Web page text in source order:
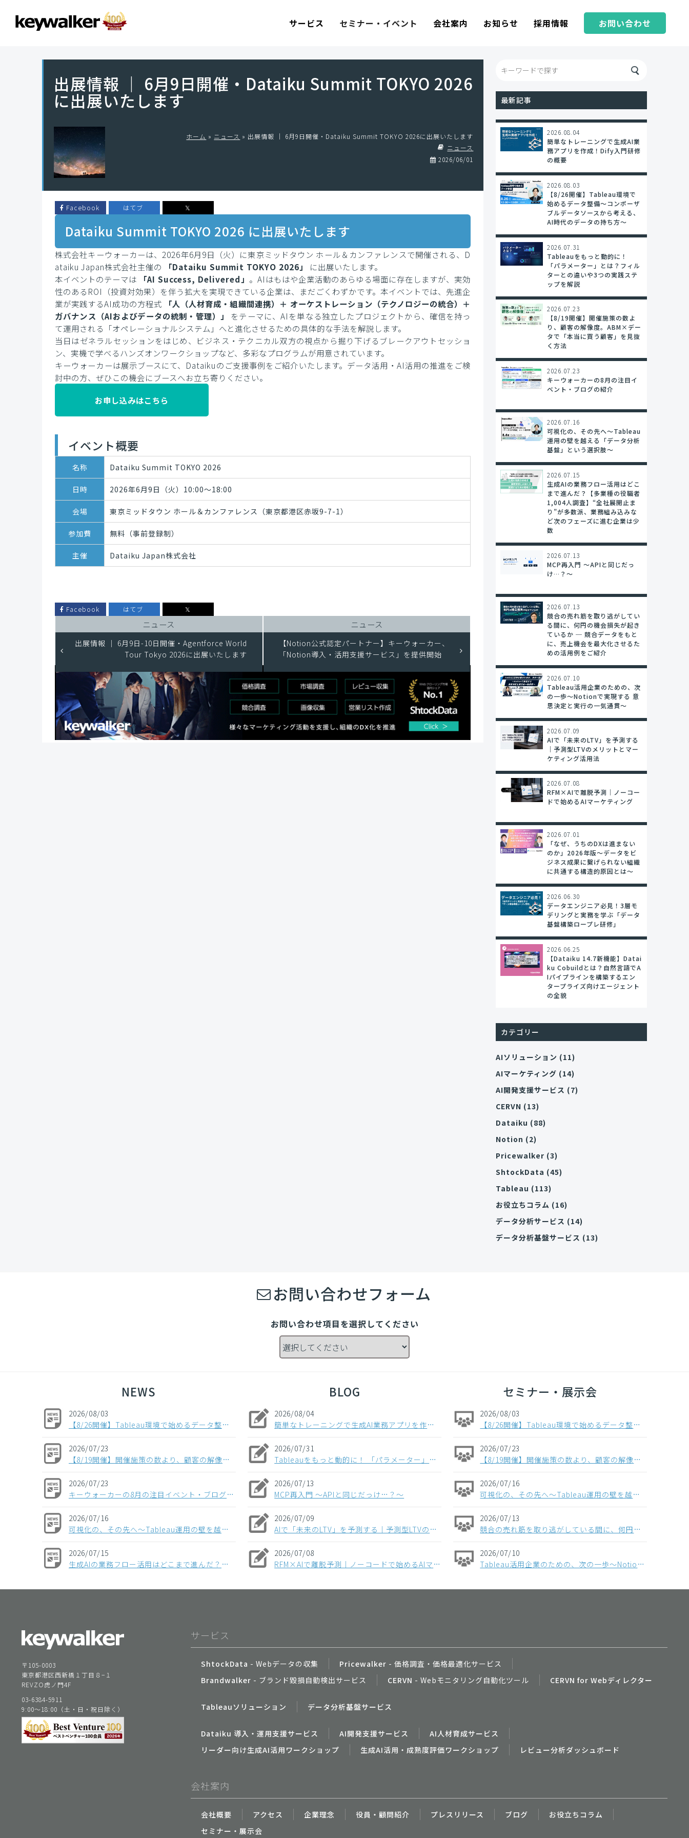
サービス セミナー・イベント 会社案内 お知らせ 採用情報 お問い合わせ
出展情報 ｜ 6月9日開催・Dataiku Summit TOKYO 2026
に出展いたします
ホーム » ニュース » 出展情報 ｜ 6月9日開催・Dataiku Summit TOKYO 2026に出展いたします
ニュース
2026/06/01
Facebook はてブ 𝕏
Dataiku Summit TOKYO 2026 に出展いたします
株式会社キーウォーカーは、2026年6月9日（火）に東京ミッドタウン ホール＆カンファレンスで開催される、D
ataiku Japan株式会社主催の
「Dataiku Summit TOKYO 2026」
に出展いたします。
本イベントのテーマは
「AI Success, Delivered」 。AIはもはや企業活動のあらゆる場面に存在しますが、実効
性のあるROI（投資対効果）を伴う拡大を実現できている企業は、まだごくわずかです。本イベントでは、先進企
業が実践するAI成功の方程式
「人（人材育成・組織間連携）＋ オーケストレーション（テクノロジーの統合）＋
ガバナンス（AIおよびデータの統制・管理）」
をテーマに、AIを単なる独立したプロジェクトから、確信を持っ
て運用される「オペレーショナルシステム」へと進化させるための具体的な手法を解説します。
当日はゼネラルセッションをはじめ、ビジネス・テクニカル双方の視点から掘り下げるブレークアウトセッショ
ン、実機で学べるハンズオンワークショップなど、多彩なプログラムが用意されています。
キーウォーカーは展示ブースにて、Dataikuのご支援事例をご紹介いたします。データ活用・AI活用の推進をご検
討中の方、ぜひこの機会にブースへお立ち寄りください。
お申し込みはこちら
イベント概要
名称 Dataiku Summit TOKYO 2026
日時 2026年6月9日（火）10:00〜18:00
会場 東京ミッドタウン ホール＆カンファレンス（東京都港区赤坂9-7-1）
参加費 無料（事前登録制）
主催 Dataiku Japan株式会社
Facebook はてブ 𝕏
ニュース
出展情報 ｜ 6月9日-10日開催・Agentforce World
Tour Tokyo 2026に出展いたします
ニュース
【Notion公式認定パートナー】キーウォーカー、
「Notion導入・活用支援サービス」を提供開始
最新記事
2026.08.04
簡単なトレーニングで生成AI業
務アプリを作成！Dify入門研修
の概要
2026.08.03
【8/26開催】Tableau環境で
始めるデータ整備〜コンポーザ
ブルデータソースから考える、
AI時代のデータの持ち方〜
2026.07.31
Tableauをもっと動的に！
「パラメーター」とは？フィル
ターとの違いや3つの実践ステ
ップを解説
2026.07.23
【8/19開催】開催施策の数よ
り、顧客の解像度。ABM×デー
タで「本当に買う顧客」を見抜
く方法
2026.07.23
キーウォーカーの8月の注目イ
ベント・ブログの紹介
2026.07.16
可視化の、その先へ〜Tableau
運用の壁を越える「データ分析
基盤」という選択肢〜
2026.07.15
生成AIの業務フロー活用はどこ
まで進んだ？【多業種の役職者
1,004人調査】“全社展開止ま
り”が多数派、業務組み込みな
ど次のフェーズに進む企業は少
数
2026.07.13
MCP再入門 〜APIと同じだっ
け…？～
2026.07.13
競合の売れ筋を取り逃がしてい
る間に、何円の機会損失が起き
ているか ─ 競合データをもと
に、売上機会を最大化させるた
めの活用例をご紹介
2026.07.10
Tableau活用企業のための、次
の一歩〜Notionで実現する 意
思決定と実行の一気通貫～
2026.07.09
AIで「未来のLTV」を予測する
｜予測型LTVのメリットとマー
ケティング活用法
2026.07.08
RFM×AIで離脱予測｜ノーコー
ドで始めるAIマーケティング
2026.07.01
「なぜ、うちのDXは進まない
のか」2026年版～データをビ
ジネス成果に繋げられない組織
に共通する構造的原因とは～
2026.06.30
データエンジニア必見！3層モ
デリングと実務を学ぶ「データ
基盤構築ロープレ研修」
2026.06.25
【Dataiku 14.7新機能】Datai
ku Cobuildとは？自然言語でA
Iパイプラインを構築するエン
タープライズ向けエージェント
の全貌
カテゴリー
AIソリューション (11)
AIマーケティング (14)
AI開発支援サービス (7)
CERVN (13)
Dataiku (88)
Notion (2)
Pricewalker (3)
ShtockData (45)
Tableau (113)
お役立ちコラム (16)
データ分析サービス (14)
データ分析基盤サービス (13)
お問い合わせフォーム
お問い合わせ項目を選択してください
NEWS
2026/08/03
【8/26開催】Tableau環境で始めるデータ整備〜コンポーザブルデータソースから考える、AI時代のデータの持ち方〜
2026/07/23
【8/19開催】開催施策の数より、顧客の解像度。ABM×データで「本当に買う顧客」を見抜く方法
2026/07/23
キーウォーカーの8月の注目イベント・ブログの紹介
2026/07/16
可視化の、その先へ〜Tableau運用の壁を越える「データ分析基盤」という選択肢〜
2026/07/15
生成AIの業務フロー活用はどこまで進んだ？【多業種の役職者1,004人調査】“全社展開止まり”が多数派、業務組み込みなど次のフェーズに進む企業は少数
BLOG
2026/08/04
簡単なトレーニングで生成AI業務アプリを作成！Dify入門研修の概要
2026/07/31
Tableauをもっと動的に！ 「パラメーター」とは？フィルターとの違いや3つの実践ステップを解説
2026/07/13
MCP再入門 〜APIと同じだっけ…？～
2026/07/09
AIで「未来のLTV」を予測する｜予測型LTVのメリットとマーケティング活用法
2026/07/08
RFM×AIで離脱予測｜ノーコードで始めるAIマーケティング
セミナー・展示会
2026/08/03
【8/26開催】Tableau環境で始めるデータ整備〜コンポーザブルデータソースから考える、AI時代のデータの持ち方〜
2026/07/23
【8/19開催】開催施策の数より、顧客の解像度。ABM×データで「本当に買う顧客」を見抜く方法
2026/07/16
可視化の、その先へ〜Tableau運用の壁を越える「データ分析基盤」という選択肢〜
2026/07/13
競合の売れ筋を取り逃がしている間に、何円の機会損失が起きているか ─ 競合データをもとに、売上機会を最大化させるための活用例をご紹介
2026/07/10
Tableau活用企業のための、次の一歩〜Notionで実現する 意思決定と実行の一気通貫～
〒105-0003
東京都港区西新橋１丁目８−１
REVZO虎ノ門4F
03-6384-5911
9:00〜18:00（土・日・祝日除く）
サービス
ShtockData - Webデータの収集 Pricewalker - 価格調査・価格最適化サービス
Brandwalker - ブランド毀損自動検出サービス CERVN - Webモニタリング自動化ツール CERVN for Webディレクター
Tableauソリューション データ分析基盤サービス
Dataiku 導入・運用支援サービス AI開発支援サービス
AI人材育成サービス
リーダー向け生成AI活用ワークショップ
生成AI活用・成熟度評価ワークショップ レビュー分析ダッシュボード
会社案内
会社概要 アクセス 企業理念 役員・顧問紹介 プレスリリース ブログ
お役立ちコラム
セミナー・展示会